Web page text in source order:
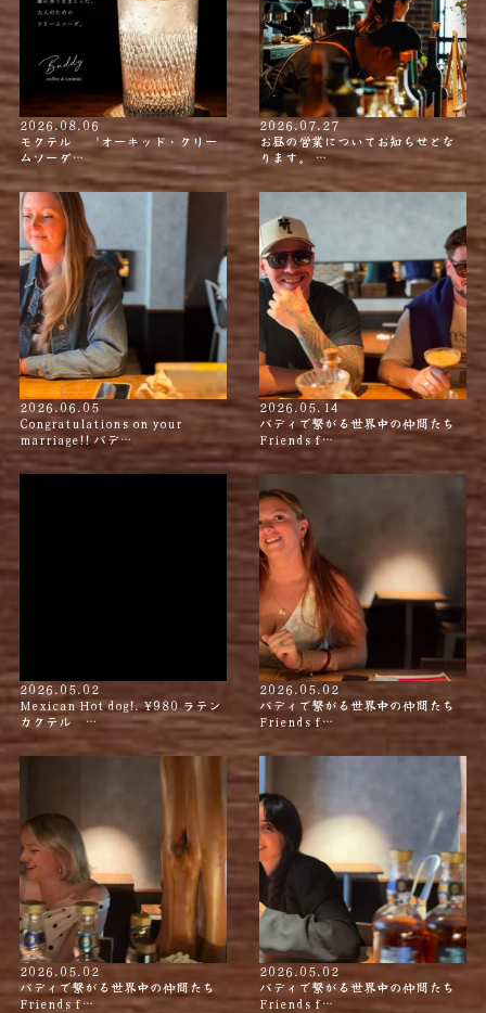
2026.08.06
モクテル 〝オーキッド・クリー
ムソーダ…
2026.07.27
お昼の営業についてお知らせとな
ります。 …
2026.06.05
Congratulations on your
marriage!! バデ…
2026.05.14
バディで繋がる世界中の仲間たち
Friends f…
2026.05.02
Mexican Hot dog!. ¥980 ラテン
カクテル …
2026.05.02
バディで繋がる世界中の仲間たち
Friends f…
2026.05.02
バディで繋がる世界中の仲間たち
Friends f…
2026.05.02
バディで繋がる世界中の仲間たち
Friends f…